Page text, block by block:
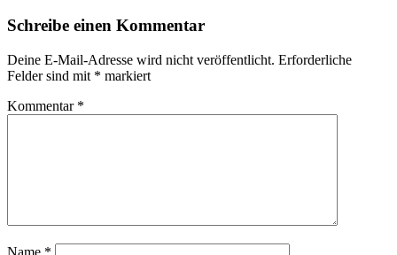
Schreibe einen Kommentar
Deine E-Mail-Adresse wird nicht veröffentlicht. Erforderliche
Felder sind mit * markiert
Kommentar *